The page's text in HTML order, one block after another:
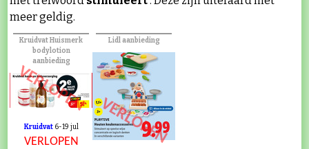
meer geldig.
Kruidvat Huismerk
bodylotion
aanbieding
VERLOPEN
Kruidvat6-19 jul
VERLOPEN
Lidl aanbieding
VERLOPEN